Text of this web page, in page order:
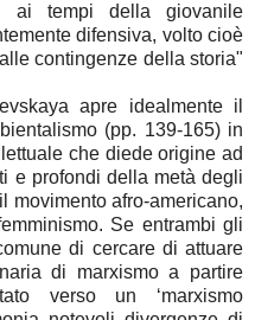
ai tempi della giovanile
difensiva, volto cioè
contingenze della storia"
apre idealmente il
(pp. 139-165) in
che diede origine ad
e profondi della metà degli
movimento afro-americano,
Se entrambi gli
di cercare di attuare
di marxismo a partire
verso un ‘marxismo